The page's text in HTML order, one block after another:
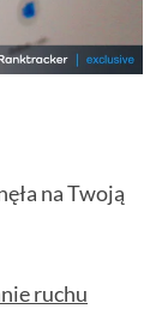
na Twoją
ruchu